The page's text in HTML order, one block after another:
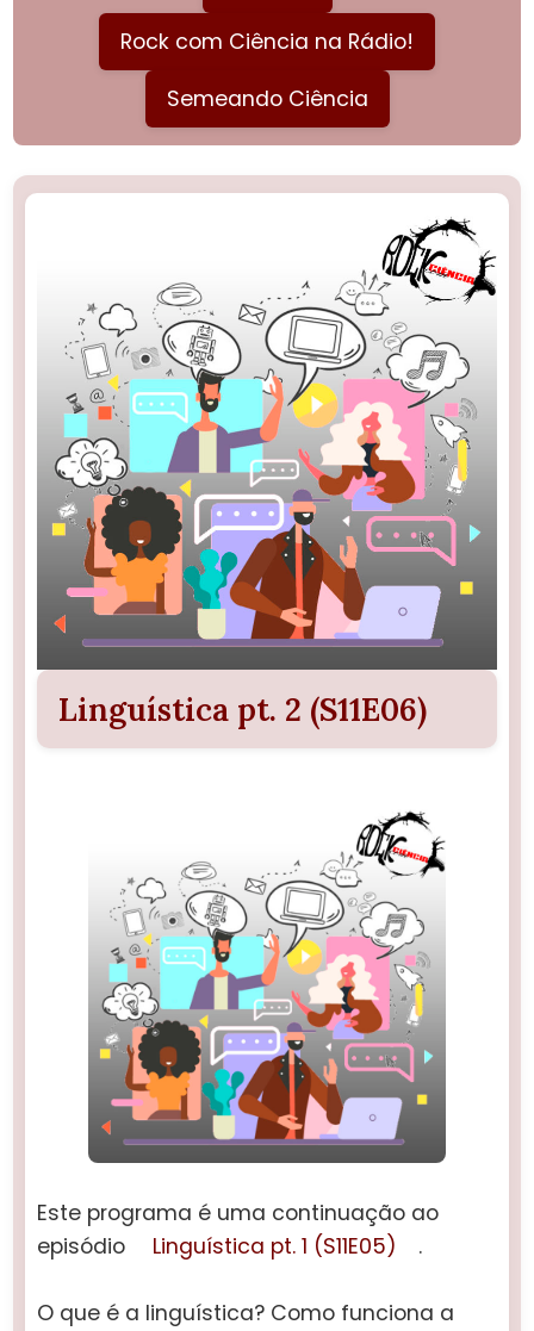
Rock com Ciência na Rádio!
Semeando Ciência
Linguística pt. 2 (S11E06)
Este programa é uma continuação ao
episódio
Linguística pt. 1 (S11E05) .
O que é a linguística? Como funciona a